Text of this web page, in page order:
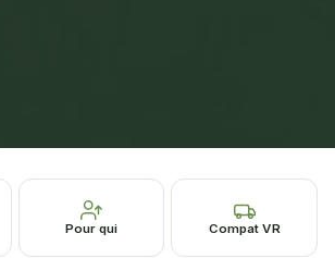
Pour qui Compat VR